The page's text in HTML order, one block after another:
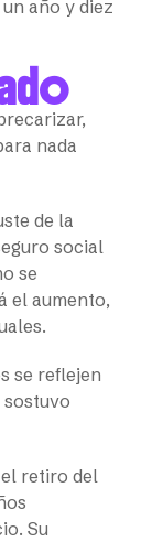
año y diez
nada
de la
social
se
el aumento,
se reflejen
sostuvo
retiro del
Su